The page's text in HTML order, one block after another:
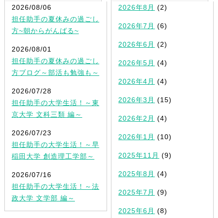
2026/08/06
担任助手の夏休みの過ごし
方~朝からがんばる~
2026/08/01
担任助手の夏休みの過ごし
方ブログ～部活も勉強も～
2026/07/28
担任助手の大学生活！～東
京大学 文科三類 編～
2026/07/23
担任助手の大学生活！～早
稲田大学 創造理工学部～
2026/07/16
担任助手の大学生活！～法
政大学 文学部 編～
2026年8月 (2)
2026年7月 (6)
2026年6月 (2)
2026年5月 (4)
2026年4月 (4)
2026年3月 (15)
2026年2月 (4)
2026年1月 (10)
2025年11月 (9)
2025年8月 (4)
2025年7月 (9)
2025年6月 (8)